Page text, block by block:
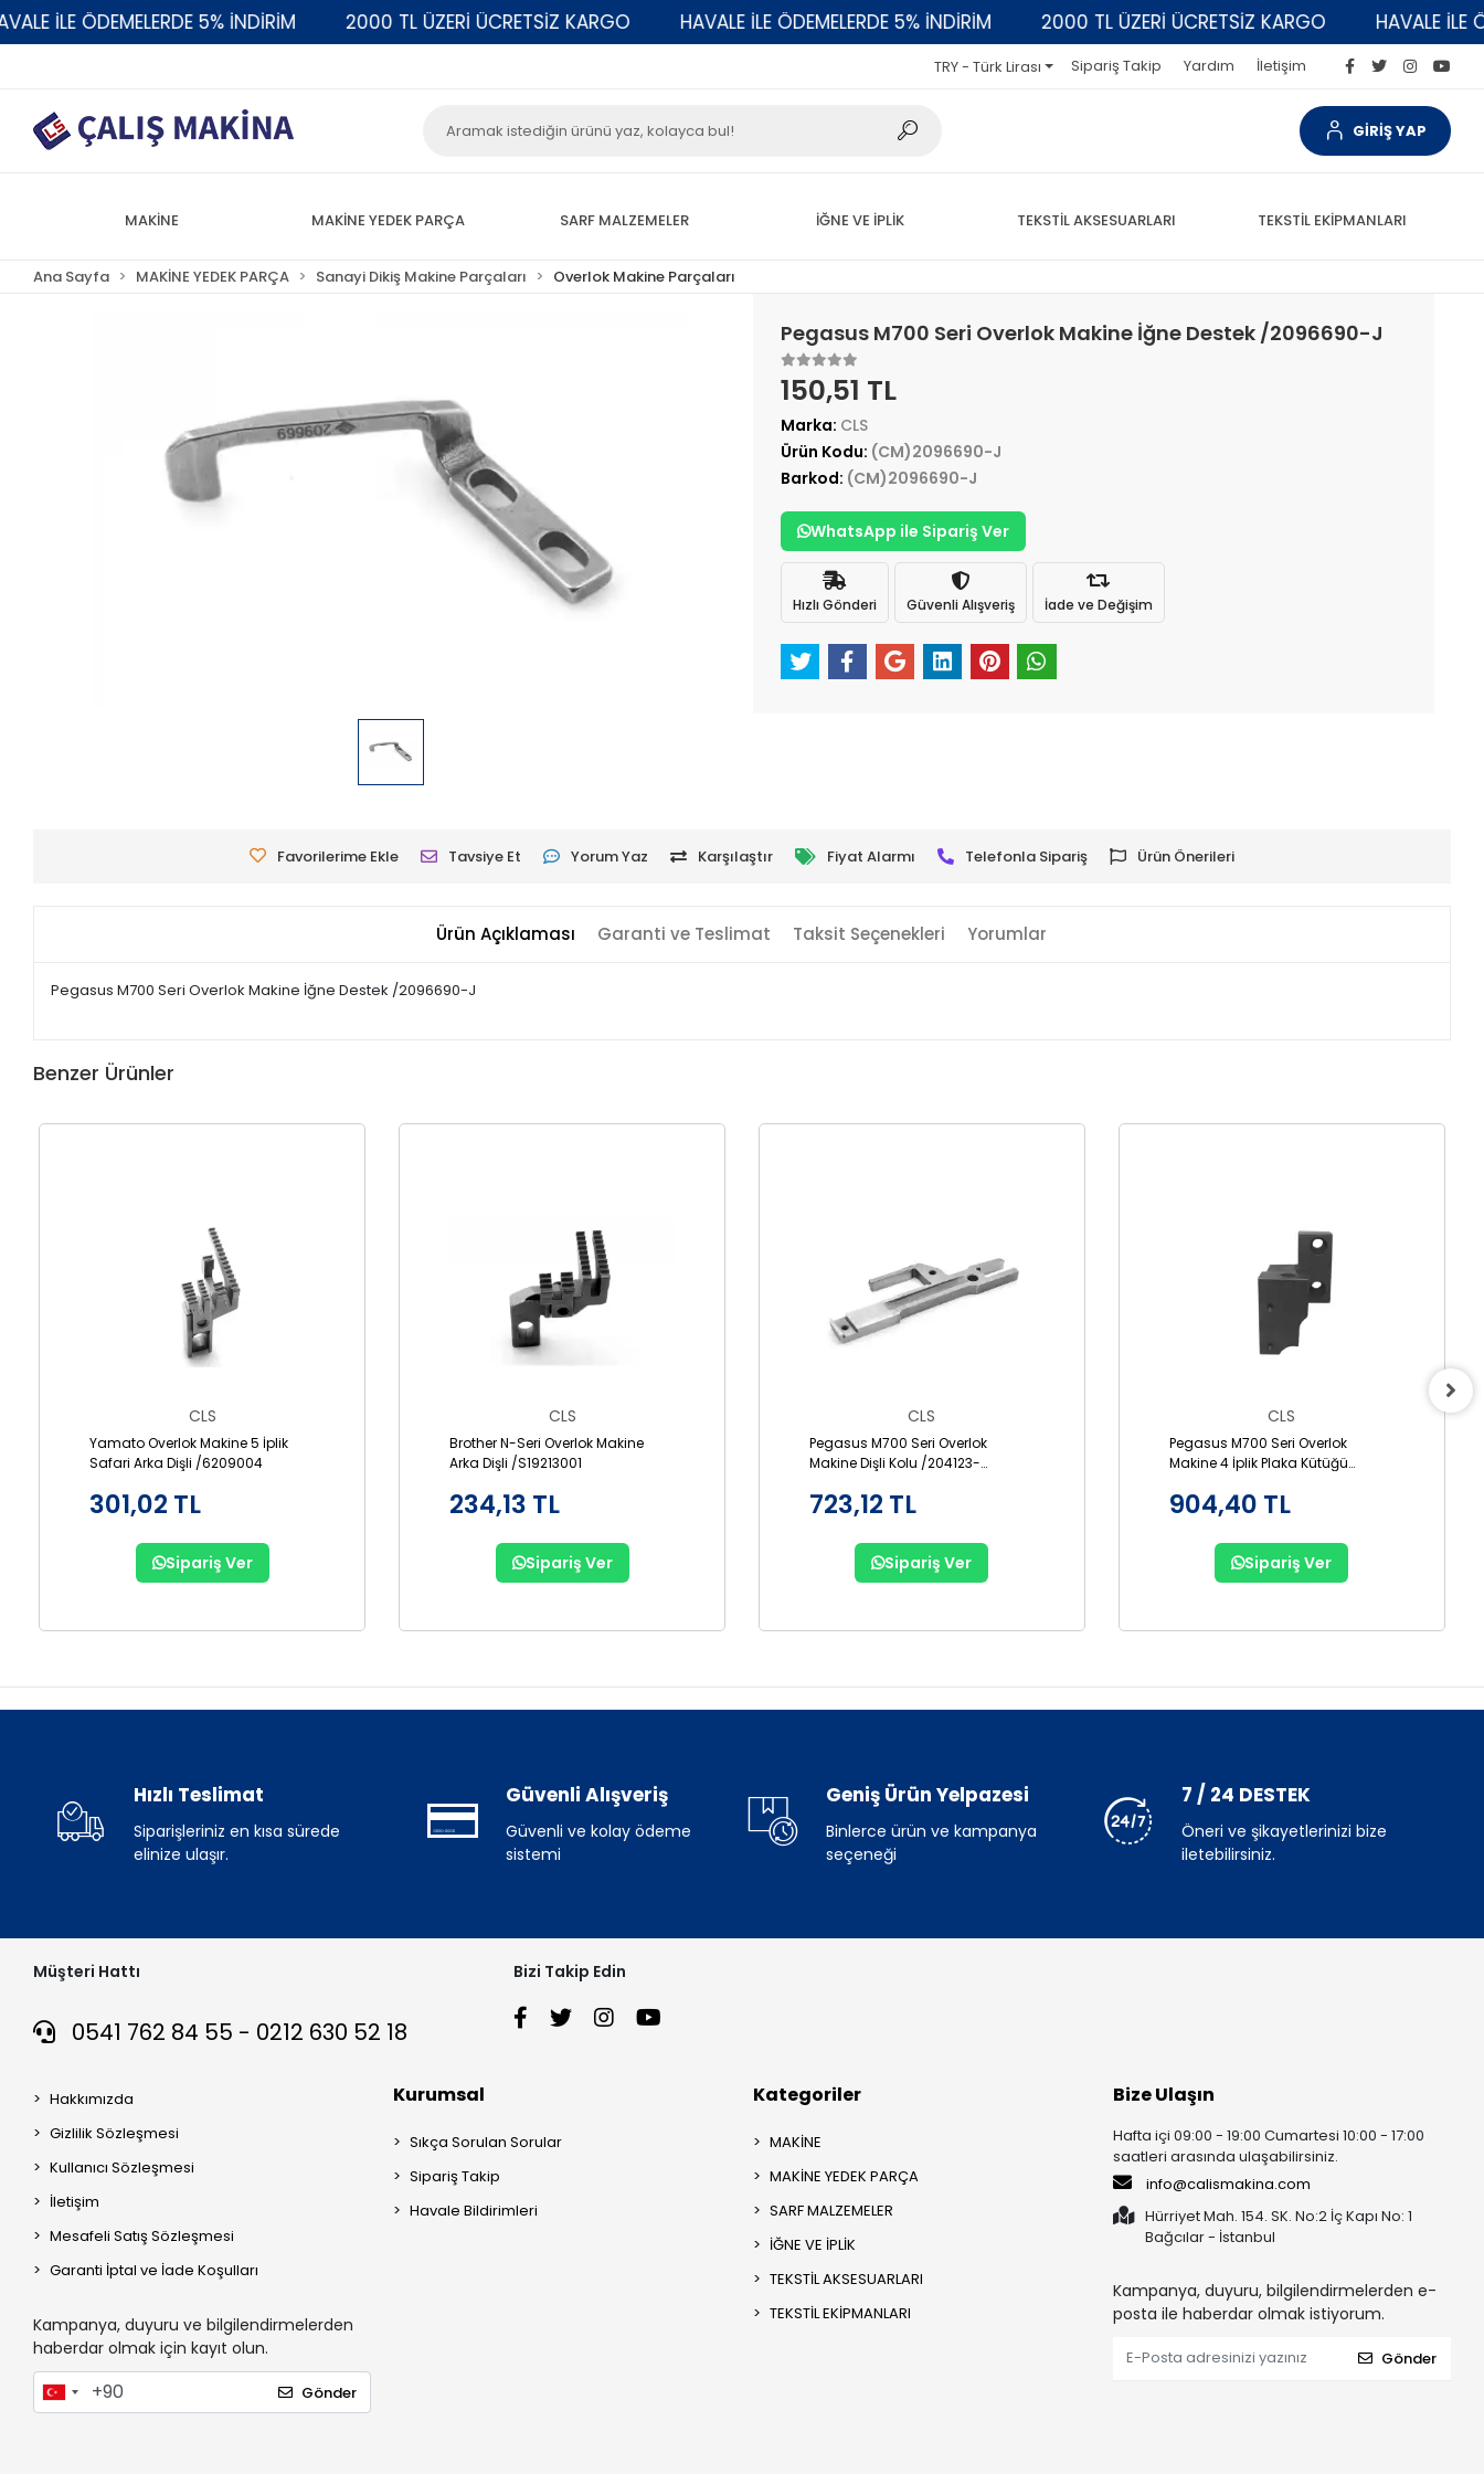
İLE ÖDEMELERDE 5% İNDİRİM 2000 TL ÜZERİ ÜCRETSİZ KARGO HAVALE İLE ÖDEMELERDE 5% İNDİRİM 2000 TL ÜZERİ ÜCRETSİZ KARGO HAVALE İLE
TRY - Türk Lirası Sipariş Takip Yardım İletişim
GİRİŞ YAP
MAKİNE MAKİNE YEDEK PARÇA SARF MALZEMELER İĞNE VE İPLİK TEKSTİL AKSESUARLARI TEKSTİL EKİPMANLARI
Ana Sayfa MAKİNE YEDEK PARÇA Sanayi Dikiş Makine Parçaları Overlok Makine Parçaları
Pegasus M700 Seri Overlok Makine İğne Destek /2096690-J
150,51 TL
Marka: CLS
Ürün Kodu: (CM)2096690-J
Barkod: (CM)2096690-J
WhatsApp ile Sipariş Ver
Hızlı Gönderi Güvenli Alışveriş İade ve Değişim
Favorilerime Ekle Tavsiye Et Yorum Yaz Karşılaştır Fiyat Alarmı Telefonla Sipariş Ürün Önerileri
Ürün Açıklaması Garanti ve Teslimat Taksit Seçenekleri Yorumlar
Pegasus M700 Seri Overlok Makine İğne Destek /2096690-J
Benzer Ürünler
CLS
Yamato Overlok Makine 5 İplik
Safari Arka Dişli /6209004
301,02 TL
Sipariş Ver
CLS
Brother N-Seri Overlok Makine
Arka Dişli /S19213001
234,13 TL
Sipariş Ver
CLS
Pegasus M700 Seri Overlok
Makine Dişli Kolu /204123-
723,12 TL
Sipariş Ver
CLS
Pegasus M700 Seri Overlok
Makine 4 İplik Plaka Kütüğü
904,40 TL
Sipariş Ver
Hızlı Teslimat
Siparişleriniz en kısa sürede
elinize ulaşır.
Güvenli Alışveriş
Güvenli ve kolay ödeme
sistemi
Geniş Ürün Yelpazesi
Binlerce ürün ve kampanya
seçeneği
7 / 24 DESTEK
Öneri ve şikayetlerinizi bize
iletebilirsiniz.
Müşteri Hattı
0541 762 84 55 - 0212 630 52 18
Bizi Takip Edin
Hakkımızda
Gizlilik Sözleşmesi
Kullanıcı Sözleşmesi
İletişim
Mesafeli Satış Sözleşmesi
Garanti İptal ve İade Koşulları
Kampanya, duyuru ve bilgilendirmelerden
haberdar olmak için kayıt olun.
Gönder
Kurumsal
Sıkça Sorulan Sorular
Sipariş Takip
Havale Bildirimleri
Kategoriler
MAKİNE
MAKİNE YEDEK PARÇA
SARF MALZEMELER
İĞNE VE İPLİK
TEKSTİL AKSESUARLARI
TEKSTİL EKİPMANLARI
Bize Ulaşın
Hafta içi 09:00 - 19:00 Cumartesi 10:00 - 17:00
saatleri arasında ulaşabilirsiniz.
info@calismakina.com
Hürriyet Mah. 154. SK. No:2 İç Kapı No: 1
Bağcılar - İstanbul
Kampanya, duyuru, bilgilendirmelerden e-
posta ile haberdar olmak istiyorum.
Gönder